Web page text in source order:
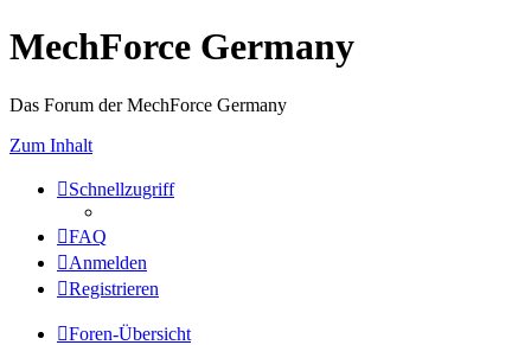
MechForce Germany
Das Forum der MechForce Germany
Zum Inhalt
Schnellzugriff
FAQ
Anmelden
Registrieren
Foren-Übersicht